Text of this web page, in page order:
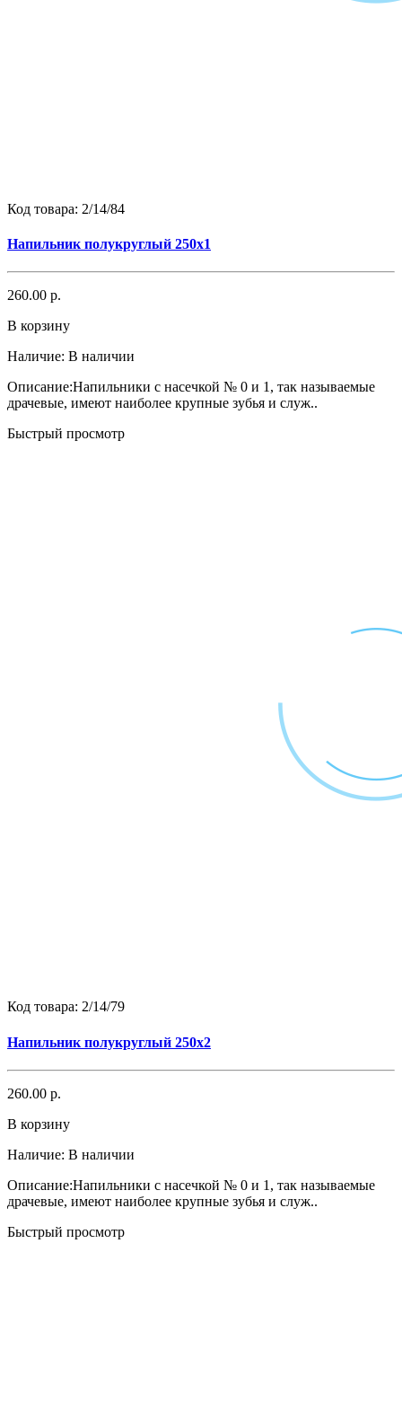
Код товара: 2/14/84
Напильник полукруглый 250х1
260.00 р.
В корзину
Наличие: В наличии
Описание:Напильники с насечкой № 0 и 1, так называемые
драчевые, имеют наиболее крупные зубья и служ..
Быстрый просмотр
Код товара: 2/14/79
Напильник полукруглый 250х2
260.00 р.
В корзину
Наличие: В наличии
Описание:Напильники с насечкой № 0 и 1, так называемые
драчевые, имеют наиболее крупные зубья и служ..
Быстрый просмотр